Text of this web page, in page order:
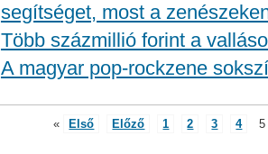
segítséget, most a
Több százmillió forint a
A magyar pop-rockzene
« Első Előző 1 2 3 4 5